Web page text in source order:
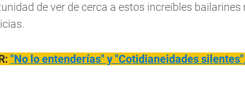
de ver de cerca a estos increíbles
"No lo entenderías" y "Cotidianeidades